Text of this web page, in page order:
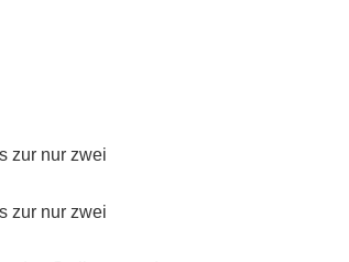
zur nur zwei
zur nur zwei